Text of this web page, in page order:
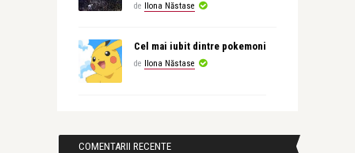
de Ilona Năstase
Cel mai iubit dintre pokemoni
de Ilona Năstase
COMENTARII RECENTE